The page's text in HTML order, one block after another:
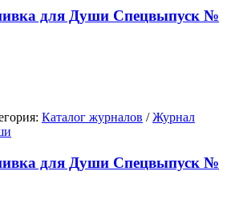
для Души Спецвыпуск №
Каталог журналов /Журнал
для Души Спецвыпуск №